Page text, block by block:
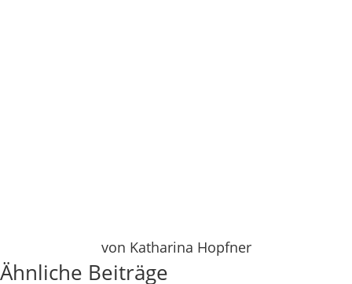
von Katharina Hopfner
Ähnliche Beiträge